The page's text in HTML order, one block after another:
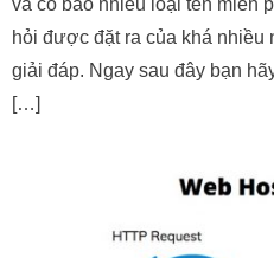
hỏi được đặt ra của khá
giải đáp. Ngay sau đây bạn
[…]